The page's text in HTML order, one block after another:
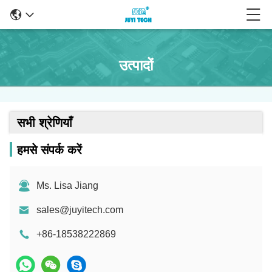
उत्पादों
सभी श्रेणियाँ
हमसे संपर्क करें
Ms. Lisa Jiang
sales@juyitech.com
+86-18538222869